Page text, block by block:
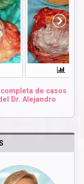
de casos
Dr. Alejandro